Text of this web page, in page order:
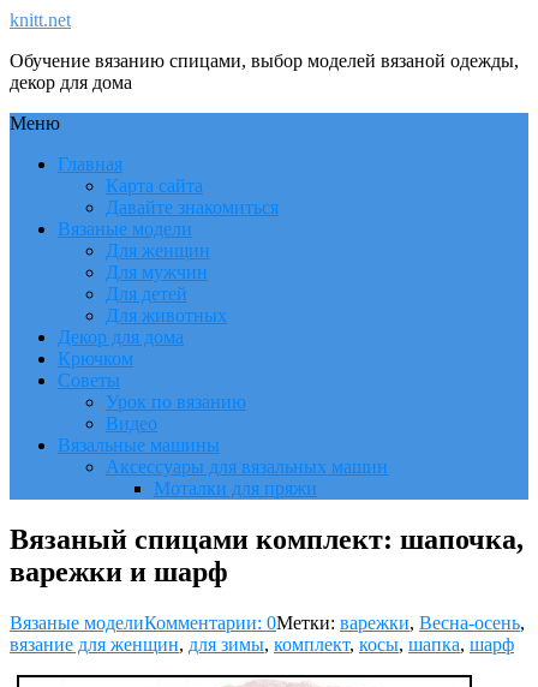
knitt.net
Обучение вязанию спицами, выбор моделей вязаной одежды,
декор для дома
Меню
Главная
Карта сайта
Давайте знакомиться
Вязаные модели
Для женщин
Для мужчин
Для детей
Для животных
Декор для дома
Крючком
Советы
Урок по вязанию
Видео
Вязальные машины
Аксессуары для вязальных машин
Моталки для пряжи
Вязаный спицами комплект: шапочка,
варежки и шарф
Вязаные моделиКомментарии: 0Метки: варежки, Весна-осень,
вязание для женщин, для зимы, комплект, косы, шапка, шарф